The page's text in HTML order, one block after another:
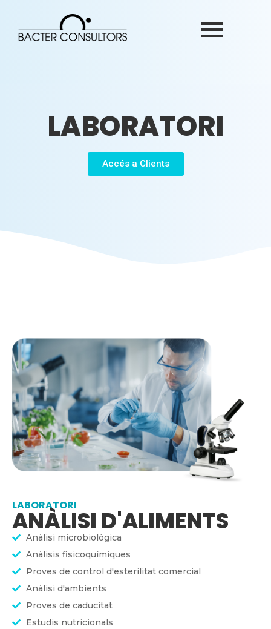
LABORATORI
Accés a Clients
LABORATORI
ANÀLISI D'ALIMENTS
Anàlisi microbiològica
Anàlisis fisicoquímiques
Proves de control d'esterilitat comercial
Anàlisi d'ambients
Proves de caducitat
Estudis nutricionals